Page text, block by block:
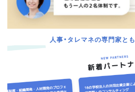
人事・タレマネの専門家とも